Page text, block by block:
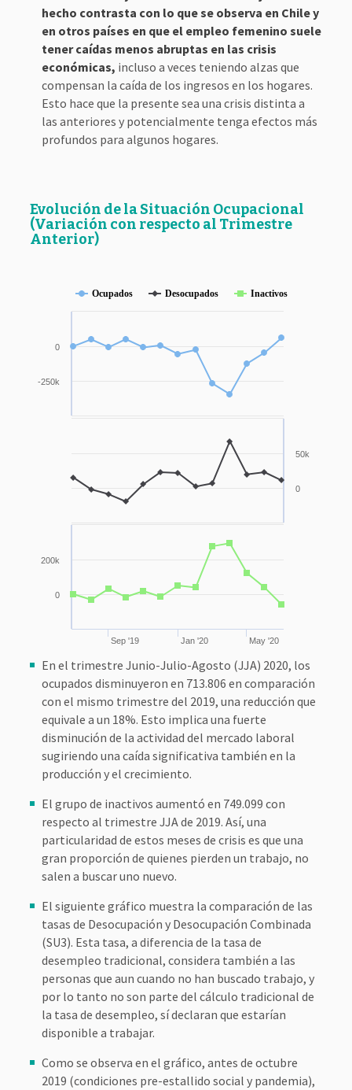
hecho contrasta con lo que se observa en Chile y
en otros países en que el empleo femenino suele
tener caídas menos abruptas en las crisis
económicas, incluso a veces teniendo alzas que
compensan la caída de los ingresos en los hogares.
Esto hace que la presente sea una crisis distinta a
las anteriores y potencialmente tenga efectos más
profundos para algunos hogares.
Evolución de la Situación Ocupacional
(Variación con respecto al Trimestre
Anterior)
Ocupados Desocupados Inactivos
Sep '19 Jan '20 May '20
-250k
0
0
50k
0
200k
En el trimestre Junio-Julio-Agosto (JJA) 2020, los
ocupados disminuyeron en 713.806 en comparación
con el mismo trimestre del 2019, una reducción que
equivale a un 18%. Esto implica una fuerte
disminución de la actividad del mercado laboral
sugiriendo una caída significativa también en la
producción y el crecimiento.
El grupo de inactivos aumentó en 749.099 con
respecto al trimestre JJA de 2019. Así, una
particularidad de estos meses de crisis es que una
gran proporción de quienes pierden un trabajo, no
salen a buscar uno nuevo.
El siguiente gráfico muestra la comparación de las
tasas de Desocupación y Desocupación Combinada
(SU3). Esta tasa, a diferencia de la tasa de
desempleo tradicional, considera también a las
personas que aun cuando no han buscado trabajo, y
por lo tanto no son parte del cálculo tradicional de
la tasa de desempleo, sí declaran que estarían
disponible a trabajar.
Como se observa en el gráfico, antes de octubre
2019 (condiciones pre-estallido social y pandemia),